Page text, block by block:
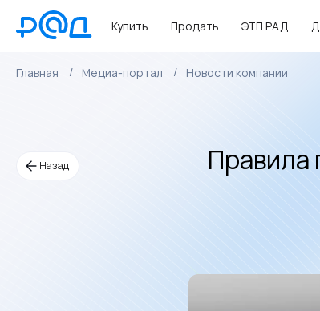
Купить Продать ЭТП РАД
Главная Медиа-портал Новости компании
Назад
Правила